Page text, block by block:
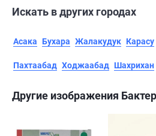
Искать в других городах
Асака Бухара Жалакудук Карасу
Пахтаабад Ходжаабад Шахрихан
Другие изображения